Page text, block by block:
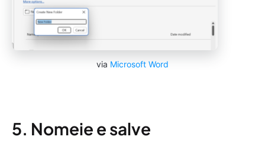
via Microsoft Word
5. Nomeie e salve